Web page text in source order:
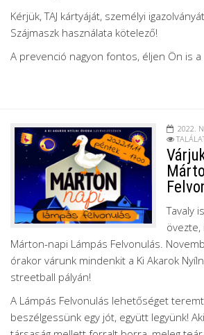
Kérjük, TAJ kártyáját, személyi
Szájmaszk használata kötelező!
A prevenció nagyon fontos, éljen Ön is a
2022.
Tavaly
Márton-napi Lámpás Felvonulás.
órakor várunk mindenkit a Ki Akarok
streetball pályán!
A Lámpás Felvonulás lehetőséget
beszélgessünk egy jót, együtt legyünk!